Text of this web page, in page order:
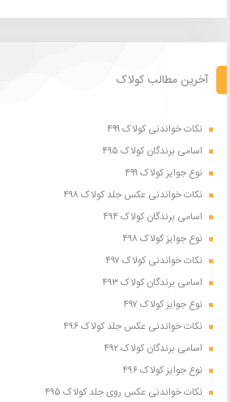
آخرین مطالب کولاک
نکات خواندنی کولاک ۴۹۹
اسامی برندگان کولاک ۴۹۵
نوع جوایز کولاک ۴۹۹
نکات خواندنی عکس جلد کولاک ۴۹۸
اسامی برندگان کولاک ۴۹۴
نوع جوایز کولاک ۴۹۸
نکات خواندنی کولاک ۴۹۷
اسامی برندگان کولاک ۴۹۳
نوع جوایز کولاک ۴۹۷
نکات خواندنی عکس جلد کولاک ۴۹۶
اسامی برندگان کولاک ۴۹۲
نوع جوایز کولاک ۴۹۶
نکات خواندنی عکس روی جلد کولاک ۴۹۵